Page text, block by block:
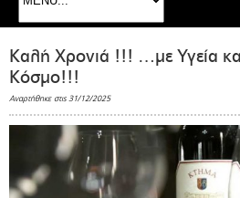
Καλή Χρονιά !!! …με Υγεία
Κόσμο!!!
Αναρτήθηκε στις 31/12/2025